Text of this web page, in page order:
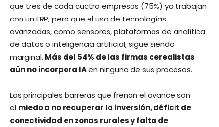
que tres de cada cuatro empresas (75%) ya trabajan
con un ERP, pero que el uso de tecnologías
avanzadas, como sensores, plataformas de analítica
de datos o inteligencia artificial, sigue siendo
marginal. Más del 54% de las firmas cerealistas
aún no incorpora IAen ninguno de sus procesos.
Las principales barreras que frenan el avance son
el miedo a no recuperar la inversión, déficit de
conectividad en zonas rurales y falta de